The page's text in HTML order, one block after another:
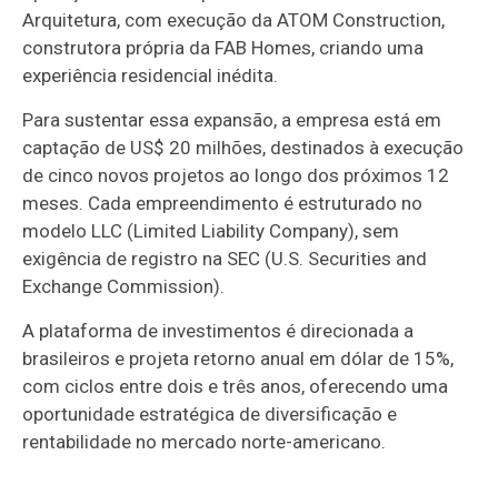
Arquitetura, com execução da ATOM Construction,
construtora própria da FAB Homes, criando uma
experiência residencial inédita.
Para sustentar essa expansão, a empresa está em
captação de US$ 20 milhões, destinados à execução
de cinco novos projetos ao longo dos próximos 12
meses. Cada empreendimento é estruturado no
modelo LLC (Limited Liability Company), sem
exigência de registro na SEC (U.S. Securities and
Exchange Commission).
A plataforma de investimentos é direcionada a
brasileiros e projeta retorno anual em dólar de 15%,
com ciclos entre dois e três anos, oferecendo uma
oportunidade estratégica de diversificação e
rentabilidade no mercado norte-americano.